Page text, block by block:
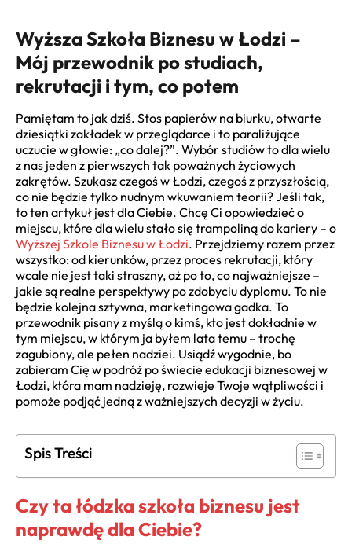
Wyższa Szkoła Biznesu w Łodzi –
Mój przewodnik po studiach,
rekrutacji i tym, co potem
Pamiętam to jak dziś. Stos papierów na biurku, otwarte
dziesiątki zakładek w przeglądarce i to paraliżujące
uczucie w głowie: „co dalej?”. Wybór studiów to dla wielu
z nas jeden z pierwszych tak poważnych życiowych
zakrętów. Szukasz czegoś w Łodzi, czegoś z przyszłością,
co nie będzie tylko nudnym wkuwaniem teorii? Jeśli tak,
to ten artykuł jest dla Ciebie. Chcę Ci opowiedzieć o
miejscu, które dla wielu stało się trampoliną do kariery – o
Wyższej Szkole Biznesu w Łodzi. Przejdziemy razem przez
wszystko: od kierunków, przez proces rekrutacji, który
wcale nie jest taki straszny, aż po to, co najważniejsze –
jakie są realne perspektywy po zdobyciu dyplomu. To nie
będzie kolejna sztywna, marketingowa gadka. To
przewodnik pisany z myślą o kimś, kto jest dokładnie w
tym miejscu, w którym ja byłem lata temu – trochę
zagubiony, ale pełen nadziei. Usiądź wygodnie, bo
zabieram Cię w podróż po świecie edukacji biznesowej w
Łodzi, która mam nadzieję, rozwieje Twoje wątpliwości i
pomoże podjąć jedną z ważniejszych decyzji w życiu.
Spis Treści
Czy ta łódzka szkoła biznesu jest
naprawdę dla Ciebie?